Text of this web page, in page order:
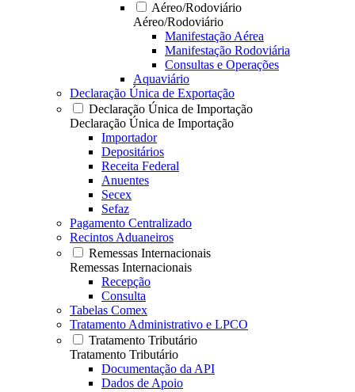
Aéreo/Rodoviário
Aéreo/Rodoviário
Manifestação Aérea
Manifestação Rodoviária
Consultas e Operações
Aquaviário
Declaração Única de Exportação
Declaração Única de Importação
Declaração Única de Importação
Importador
Depositários
Receita Federal
Anuentes
Secex
Sefaz
Pagamento Centralizado
Recintos Aduaneiros
Remessas Internacionais
Remessas Internacionais
Recepção
Consulta
Tabelas Comex
Tratamento Administrativo e LPCO
Tratamento Tributário
Tratamento Tributário
Documentação da API
Dados de Apoio